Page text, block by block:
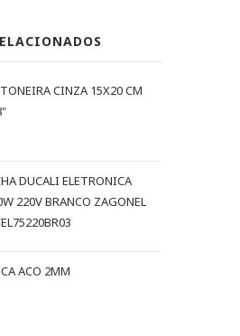
CINZA 15X20 CM
DUCALI ELETRONICA
220V BRANCO ZAGONEL
ACO 2MM